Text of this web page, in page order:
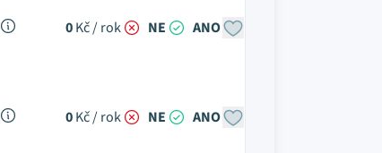
0Kč / rok NE ANO
0Kč / rok NE ANO